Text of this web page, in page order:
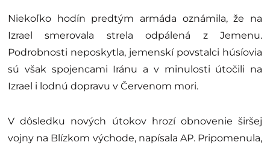
Niekoľko hodín predtým armáda oznámila, že na
Izrael smerovala strela odpálená z Jemenu.
Podrobnosti neposkytla, jemenskí povstalci húsíovia
sú však spojencami Iránu a v minulosti útočili na
Izrael i lodnú dopravu v Červenom mori.
V dôsledku nových útokov hrozí obnovenie širšej
vojny na Blízkom východe, napísala AP. Pripomenula,